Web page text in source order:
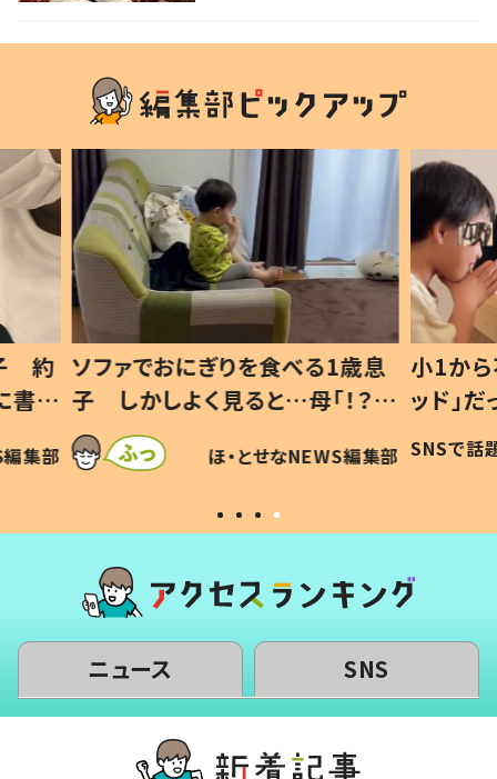
歳息
？」
編集部
小1から不登校、息子は「ギフテ
ッド」だった 父が“ウチ給食”を
作り続ける理由とは #令和の親
#令和の子
SNSで話題 ほ・とせなNEWS編集部
ひ孫
が、抱
「涙
い」
ニュース SNS